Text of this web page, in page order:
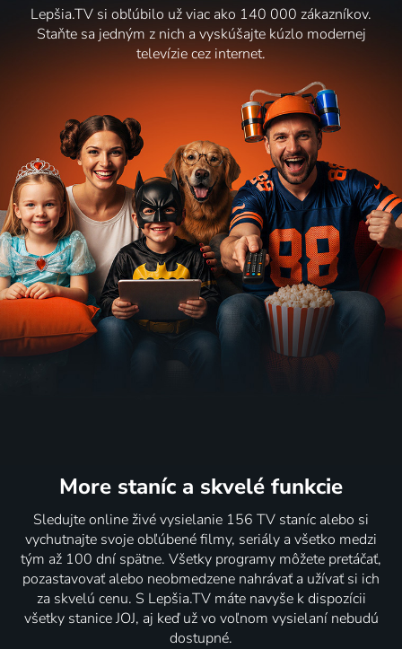
Lepšia.TV si obľúbilo už viac ako 140 000 zákazníkov.
Staňte sa jedným z nich a vyskúšajte kúzlo modernej
televízie cez internet.
More staníc a skvelé funkcie
Sledujte online živé vysielanie 156 TV staníc alebo si
vychutnajte svoje obľúbené filmy, seriály a všetko medzi
tým až 100 dní spätne. Všetky programy môžete pretáčať,
pozastavovať alebo neobmedzene nahrávať a užívať si ich
za skvelú cenu. S Lepšia.TV máte navyše k dispozícii
všetky stanice JOJ, aj keď už vo voľnom vysielaní nebudú
dostupné.